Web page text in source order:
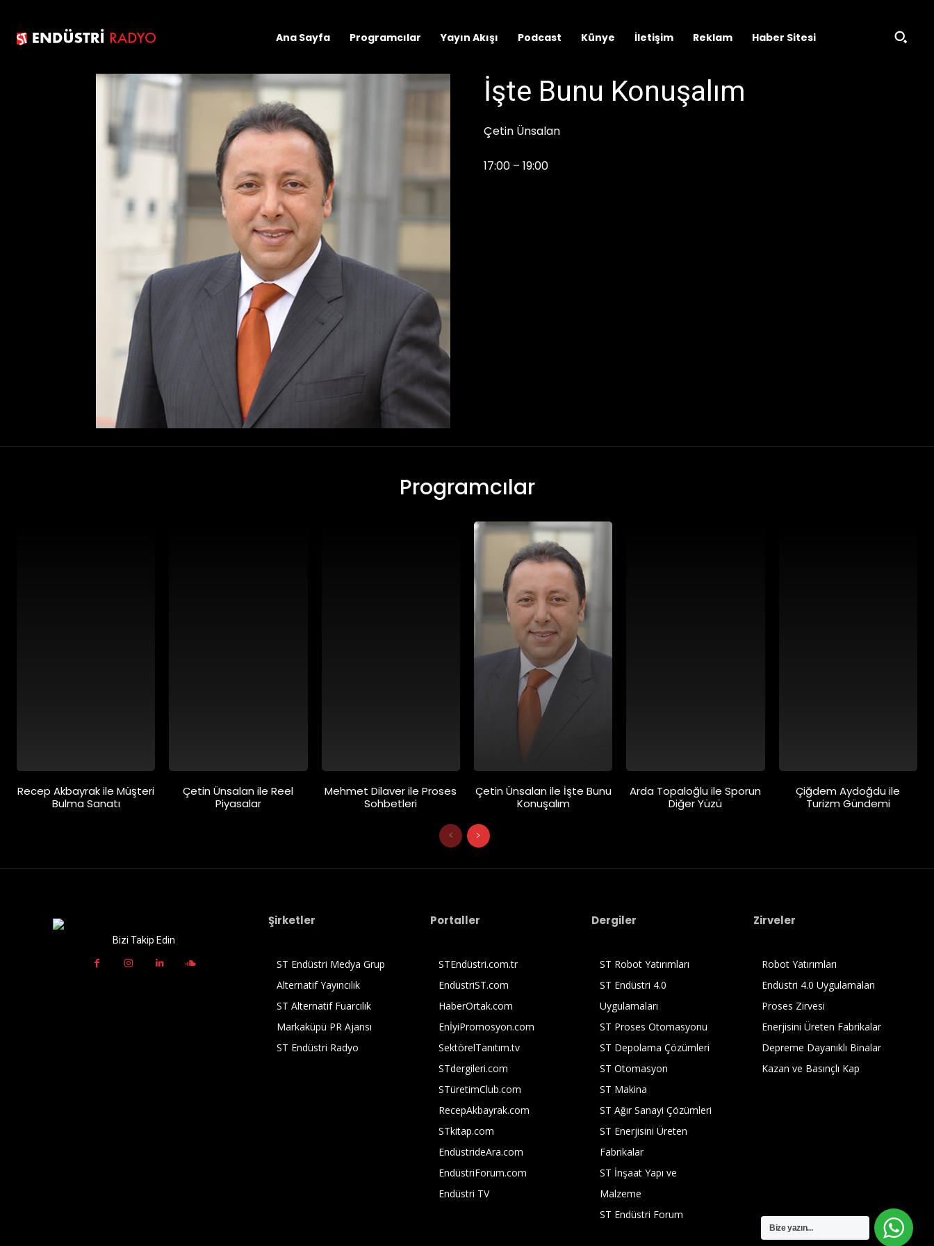
Ana Sayfa Programcılar Yayın Akışı Podcast Künye İletişim Reklam Haber Sitesi
İşte Bunu Konuşalım
Çetin Ünsalan
17:00 – 19:00
Programcılar
Recep Akbayrak ile Müşteri
Bulma Sanatı
Çetin Ünsalan ile Reel
Piyasalar
Mehmet Dilaver ile Proses
Sohbetleri
Çetin Ünsalan ile İşte Bunu
Konuşalım
Arda Topaloğlu ile Sporun
Diğer Yüzü
Çiğdem Aydoğdu ile
Turizm Gündemi
Bizi Takip Edin
Şirketler
ST Endüstri Medya Grup
Alternatif Yayıncılık
ST Alternatif Fuarcılık
Markaküpü PR Ajansı
ST Endüstri Radyo
Portaller
STEndüstri.com.tr
EndüstriST.com
HaberOrtak.com
EnİyiPromosyon.com
SektörelTanıtım.tv
STdergileri.com
STüretimClub.com
RecepAkbayrak.com
STkitap.com
EndüstrideAra.com
EndüstriForum.com
Endüstri TV
Dergiler
ST Robot Yatırımları
ST Endüstri 4.0
Uygulamaları
ST Proses Otomasyonu
ST Depolama Çözümleri
ST Otomasyon
ST Makina
ST Ağır Sanayi Çözümleri
ST Enerjisini Üreten
Fabrikalar
ST İnşaat Yapı ve
Malzeme
ST Endüstri Forum
Zirveler
Robot Yatırımları
Endüstri 4.0 Uygulamaları
Proses Zirvesi
Enerjisini Üreten Fabrikalar
Depreme Dayanıklı Binalar
Kazan ve Basınçlı Kap
Bize yazın...